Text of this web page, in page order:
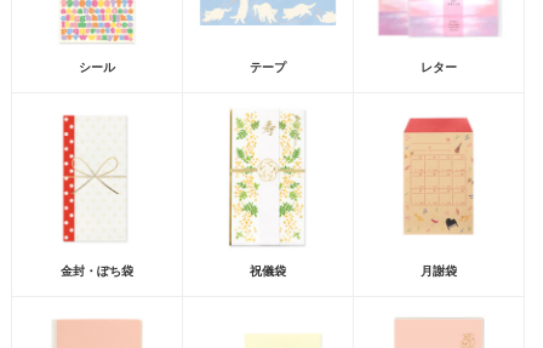
シール テープ レター
金封・ぽち袋 祝儀袋 月謝袋